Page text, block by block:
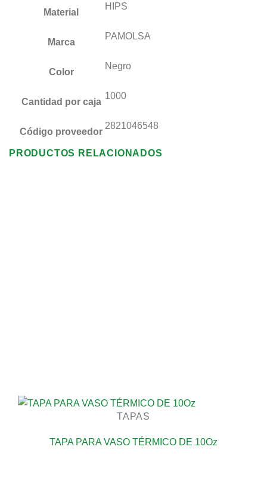
Material
HIPS
Marca
PAMOLSA
Color
Negro
Cantidad por caja
1000
Código proveedor
2821046548
PRODUCTOS RELACIONADOS
TAPAS
TAPA PARA VASO TÉRMICO DE 10Oz